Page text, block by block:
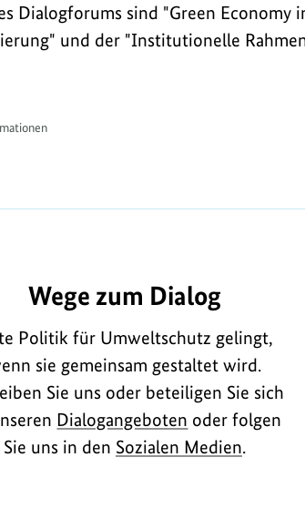
Dialogforums sind "Green Economy
und der "Institutionelle
Wege zum Dialog
Politik für Umweltschutz gelingt,
sie gemeinsam gestaltet wird.
Sie uns oder beteiligen Sie sich
Dialogangeboten oder folgen
Sie uns in den Sozialen Medien.